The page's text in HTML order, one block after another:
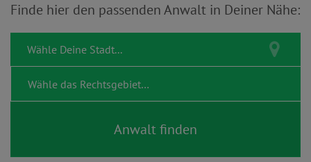
Finde hier den passenden Anwalt in Deiner Nähe: